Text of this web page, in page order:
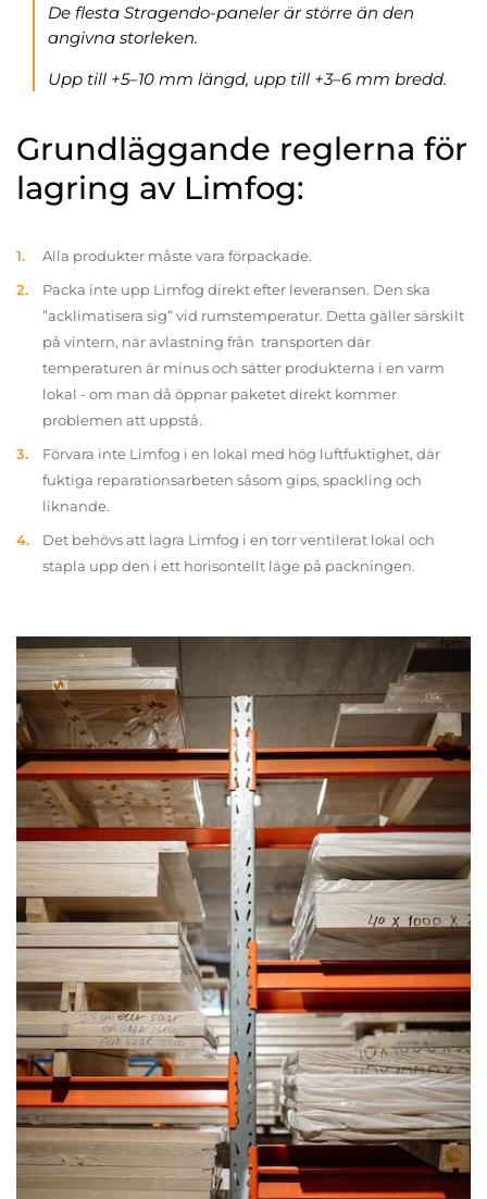
De flesta Stragendo-paneler är större än den
angivna storleken.
Upp till +5–10 mm längd, upp till +3–6 mm bredd.
Grundläggande reglerna för
lagring av Limfog:
Alla produkter måste vara förpackade.
Packa inte upp Limfog direkt efter leveransen. Den ska
”acklimatisera sig” vid rumstemperatur. Detta gäller särskilt
på vintern, när avlastning från transporten där
temperaturen är minus och sätter produkterna i en varm
lokal - om man då öppnar paketet direkt kommer
problemen att uppstå.
Förvara inte Limfog i en lokal med hög luftfuktighet, där
fuktiga reparationsarbeten såsom gips, spackling och
liknande.
Det behövs att lagra Limfog i en torr ventilerat lokal och
stapla upp den i ett horisontellt läge på packningen.